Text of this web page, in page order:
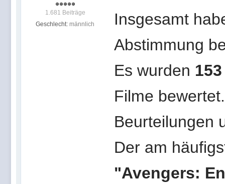
1.681 Beiträge
Geschlecht: männlich
Insgesamt
Abstimmung
Es wurden 153
Filme
Beurteilungen
Der am
"Avengers: